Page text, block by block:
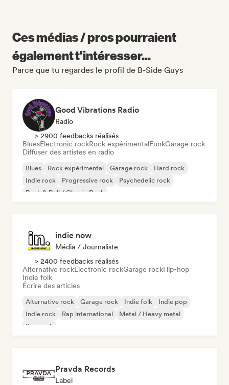
Ces médias / pros pourraient
également t'intéresser...
Parce que tu regardes le profil de B-Side Guys
Good Vibrations Radio
Radio
> 2900 feedbacks réalisés
BluesElectronic rockRock expérimentalFunkGarage rock
Diffuser des artistes en radio
Blues Rock expérimental Garage rock
Hard rock
Indie rock
Progressive rock
Psychedelic rock
Rock & Roll / Classic Rock
indie now
Média / Journaliste
> 2400 feedbacks réalisés
Alternative rockElectronic rockGarage rockHip-hop
Indie folk
Écrire des articles
Alternative rock Garage rock Indie folk
Indie pop
Indie rock
Rap international
Metal / Heavy metal
Pop rock
Pravda Records
Label